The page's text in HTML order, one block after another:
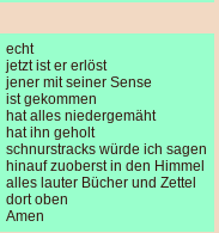
echt
jetzt ist er erlöst
jener mit seiner Sense
ist gekommen
hat alles niedergemäht
hat ihn geholt
schnurstracks würde ich sagen
hinauf zuoberst in den Himmel
alles lauter Bücher und Zettel
dort oben
Amen